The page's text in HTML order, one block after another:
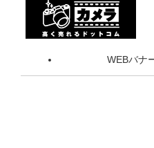
WEBバナ